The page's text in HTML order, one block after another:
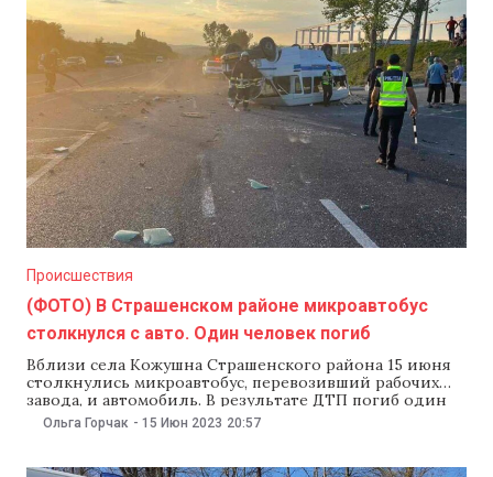
Происшествия
(ФОТО) В Страшенском районе микроавтобус
столкнулся с авто. Один человек погиб
Вблизи села Кожушна Страшенского района 15 июня
столкнулись микроавтобус, перевозивший рабочих
завода, и автомобиль. В результате ДТП погиб один
человек. Об этом сообщили в Генинспекторате
полиции. Полиция установила, что столкнулись
завода, и автомобилем Volvo. В результате ДТП 60-
Ольга Горчак - 15 Июн 2023 20:57